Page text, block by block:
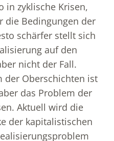
in zyklische Krisen,
die Bedingungen der
schärfer stellt sich
auf den
nicht der Fall.
der Oberschichten ist
das Problem der
Aktuell wird die
der kapitalistischen